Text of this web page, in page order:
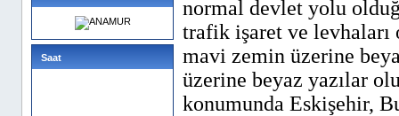
Saat
normal devlet yolu
trafik işaret ve
mavi zemin üzerine
üzerine beyaz yazılar
konumunda Eskişehir,